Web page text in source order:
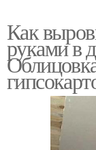
Как
руками в